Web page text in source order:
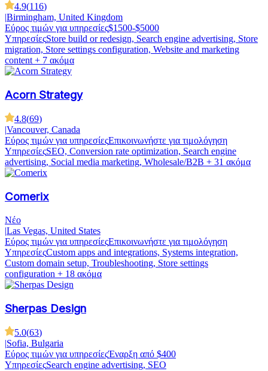
4.9(116)
|Birmingham, United Kingdom
Εύρος τιμών για υπηρεσίες$1500-$5000
ΥπηρεσίεςStore build or redesign, Search engine advertising, Store
migration, Store settings configuration, Website and marketing
content + 7 ακόμα
Acorn Strategy
4.8(69)
|Vancouver, Canada
Εύρος τιμών για υπηρεσίεςΕπικοινωνήστε για τιμολόγηση
ΥπηρεσίεςSEO, Conversion rate optimization, Search engine
advertising, Social media marketing, Wholesale/B2B + 31 ακόμα
Comerix
Νέο
|Las Vegas, United States
Εύρος τιμών για υπηρεσίεςΕπικοινωνήστε για τιμολόγηση
ΥπηρεσίεςCustom apps and integrations, Systems integration,
Custom domain setup, Troubleshooting, Store settings
configuration + 18 ακόμα
Sherpas Design
5.0(63)
|Sofia, Bulgaria
Εύρος τιμών για υπηρεσίεςΈναρξη από $400
ΥπηρεσίεςSearch engine advertising, SEO